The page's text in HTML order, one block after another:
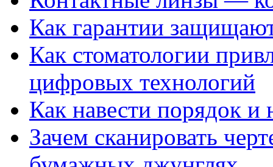
Как гарантии
Как стоматологии
цифровых технологий
Как навести порядок и
Зачем сканировать